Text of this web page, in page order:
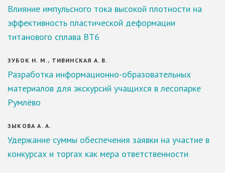
Влияние импульсного тока высокой плотности на
эффективность пластической деформации
титанового сплава ВТ6
ЗУБОК Н. М., ТИВИНСКАЯ А. В.
Разработка информационно-образовательных
материалов для экскурсий учащихся в лесопарке
Румлёво
ЗЫКОВА А. А.
Удержание суммы обеспечения заявки на участие в
конкурсах и торгах как мера ответственности